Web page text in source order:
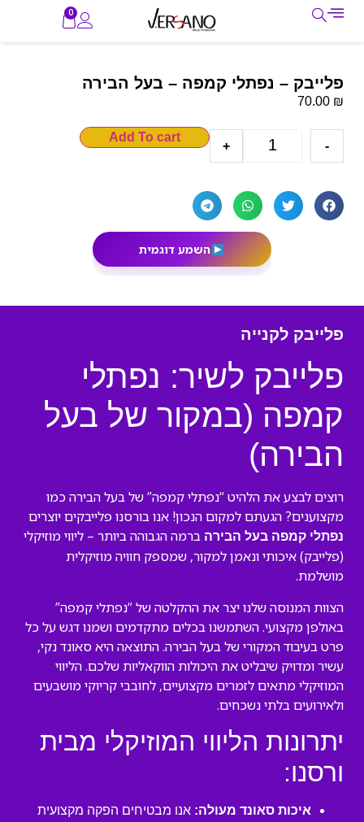
0
פלייבק – נפתלי קמפה – בעל הבירה
70.00 ₪
-
+
Add To cart
השמע דוגמית
פלייבק לקנייה
פלייבק לשיר: נפתלי
קמפה (במקור של בעל
הבירה)
רוצים לבצע את הלהיט “נפתלי קמפה” של בעל הבירה כמו
מקצוענים? הגעתם למקום הנכון! אנו בורסנו פלייבקים יוצרים
נפתלי קמפה בעל הבירה ברמה הגבוהה ביותר – ליווי מוזיקלי
(פלייבק) איכותי ונאמן למקור, שמספק חוויה מוזיקלית
מושלמת.
הצוות המנוסה שלנו יצר את ההקלטה של “נפתלי קמפה”
באולפן מקצועי. השתמשנו בכלים מתקדמים ושמנו דגש על כל
פרט בעיבוד המקורי של בעל הבירה. התוצאה היא סאונד נקי,
עשיר ומדויק שיבליט את היכולות הווקאליות שלכם. הליווי
המוזיקלי מתאים לזמרים מקצועיים, לחובבי קריוקי מושבעים
ולאירועים בלתי נשכחים.
יתרונות הליווי המוזיקלי מבית
ורסנו:
איכות סאונד מעולה: אנו מבטיחים הפקה מקצועית